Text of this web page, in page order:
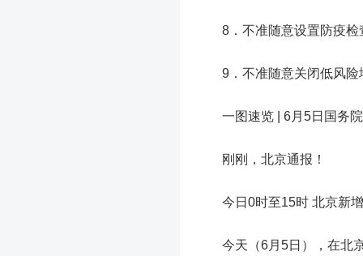
8．不准随意设置防疫检
9．不准随意关闭低风险
一图速览 | 6月5日国务
刚刚，北京通报！
今日0时至15时 北京新
今天（6月5日），在北京